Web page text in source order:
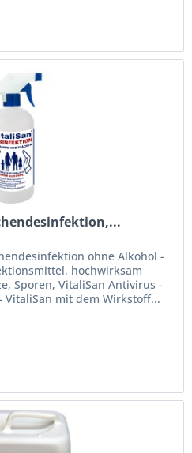
ohne Alkohol -
hochwirksam
Sporen, VitaliSan Antivirus -
mit dem Wirkstoff...